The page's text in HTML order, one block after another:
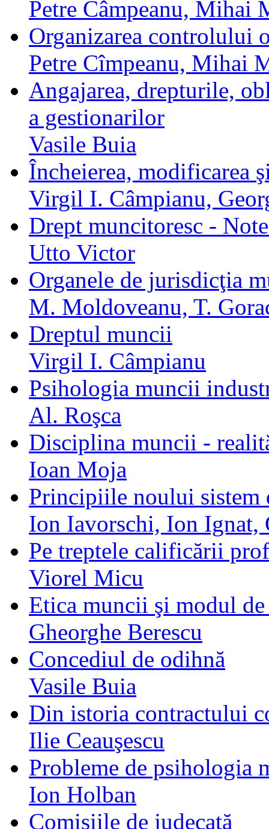
Petre Câmpeanu, Mihai
Organizarea controlului
Petre Cîmpeanu, Mihai
Angajarea, drepturile,
a gestionarilor
Vasile Buia
Încheierea, modificarea
Virgil I. Câmpianu,
Drept muncitoresc -
Utto Victor
Organele de jurisdicţia
M. Moldoveanu, T.
Dreptul muncii
Virgil I. Câmpianu
Psihologia muncii
Al. Roşca
Disciplina muncii -
Ioan Moja
Principiile noului sistem
Ion Iavorschi, Ion Ignat,
Pe treptele calificării
Viorel Micu
Etica muncii şi modul
Gheorghe Berescu
Concediul de odihnă
Vasile Buia
Din istoria contractului
Ilie Ceauşescu
Probleme de psihologia
Ion Holban
Comisiile de judecată